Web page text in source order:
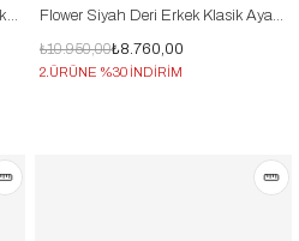
Flower Siyah Rugan Bağcıksız Erkek Klasik Ayakkabı
Flower Siyah Deri Erkek Klasik Ayakkabı
₺8.760,00
₺10.950,00
2.ÜRÜNE %30 İNDİRİM